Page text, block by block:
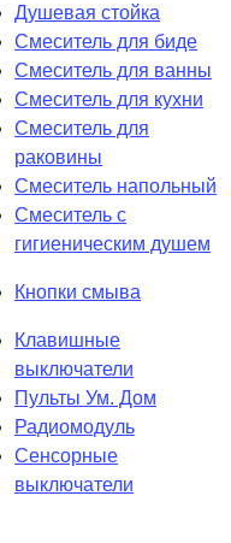
Душевая стойка
Смеситель для биде
Смеситель для ванны
Смеситель для кухни
Смеситель для
раковины
Смеситель напольный
Смеситель с
гигиеническим душем
Кнопки смыва
Клавишные
выключатели
Пульты Ум. Дом
Радиомодуль
Сенсорные
выключатели